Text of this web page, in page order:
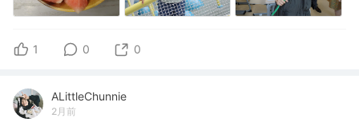
1 0 0
ALittleChunnie
2月前